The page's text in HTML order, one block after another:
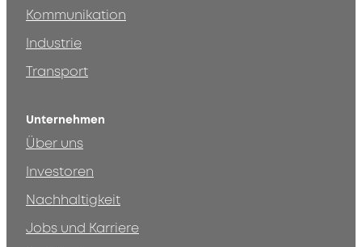
Kommunikation
Industrie
Transport
Unternehmen
Über uns
Investoren
Nachhaltigkeit
Jobs und Karriere